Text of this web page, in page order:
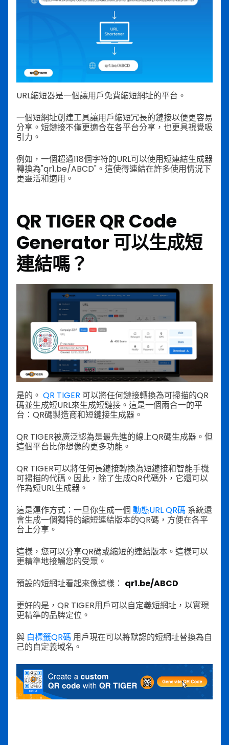
URL縮短器是一個讓用戶免費縮短網址的平台。
一個短網址創建工具讓用戶縮短冗長的鏈接以便更容易
分享。短鏈接不僅更適合在各平台分享，也更具視覺吸
引力。
例如，一個超過118個字符的URL可以使用短連結生成器
轉換為"qr1.be/ABCD"。這使得連結在許多使用情況下
更靈活和適用。
QR TIGER QR Code
Generator 可以生成短
連結嗎？
是的。 QR TIGER 可以將任何鏈接轉換為可掃描的QR
碼並生成短URL來生成短鏈接。這是一個兩合一的平
台：QR碼製造商和短鏈接生成器。
QR TIGER被廣泛認為是最先進的線上QR碼生成器。但
這個平台比你想像的更多功能。
QR TIGER可以將任何長鏈接轉換為短鏈接和智能手機
可掃描的代碼。因此，除了生成QR代碼外，它還可以
作為短URL生成器。
這是運作方式：一旦你生成一個 動態URL QR碼 系統還
會生成一個獨特的縮短連結版本的QR碼，方便在各平
台上分享。
這樣，您可以分享QR碼或縮短的連結版本。這樣可以
更精準地接觸您的受眾。
預設的短網址看起來像這樣： qr1.be/ABCD
更好的是，QR TIGER用戶可以自定義短網址，以實現
更精準的品牌定位。
與 白標籤QR碼 用戶現在可以將默認的短網址替換為自
己的自定義域名。